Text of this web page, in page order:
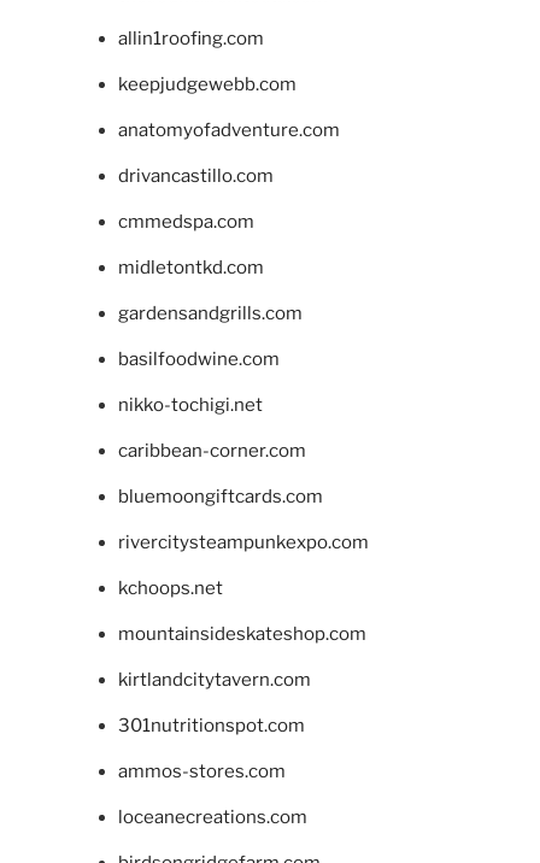
allin1roofing.com
keepjudgewebb.com
anatomyofadventure.com
drivancastillo.com
cmmedspa.com
midletontkd.com
gardensandgrills.com
basilfoodwine.com
nikko-tochigi.net
caribbean-corner.com
bluemoongiftcards.com
rivercitysteampunkexpo.com
kchoops.net
mountainsideskateshop.com
kirtlandcitytavern.com
301nutritionspot.com
ammos-stores.com
loceanecreations.com